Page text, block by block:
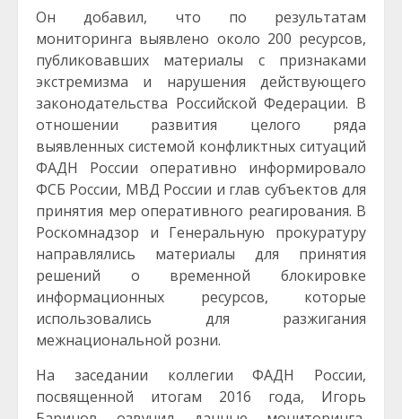
Он добавил, что по результатам
мониторинга выявлено около 200 ресурсов,
публиковавших материалы с признаками
экстремизма и нарушения действующего
законодательства Российской Федерации. В
отношении развития целого ряда
выявленных системой конфликтных ситуаций
ФАДН России оперативно информировало
ФСБ России, МВД России и глав субъектов для
принятия мер оперативного реагирования. В
Роскомнадзор и Генеральную прокуратуру
направлялись материалы для принятия
решений о временной блокировке
информационных ресурсов, которые
использовались для разжигания
межнациональной розни.
На заседании коллегии ФАДН России,
посвященной итогам 2016 года, Игорь